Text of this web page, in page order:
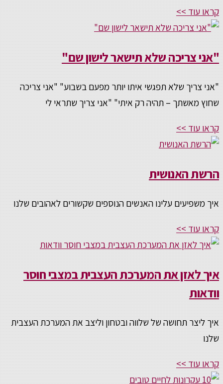
קראו עוד >>
"אני צריכה שלא תישאר לישון שם"
"אני צריך שלא תפגשי איתו יותר מפעם בשבוע" "אני צריכה
שחוץ מאשתך – תהיה רק איתי" "אני צריך שתראי לי
קראו עוד >>
הרשת האנושית
איך משפיעים עלינו האנשים הנוספים שקשורים לאהובים שלנו
קראו עוד >>
איך לאזן את המערכת העצבית במצבי חוסר
וודאות
איך ליצר תחושה של שלווה ובטחון וליצב את המערכת העצבית
שלנו
קראו עוד >>